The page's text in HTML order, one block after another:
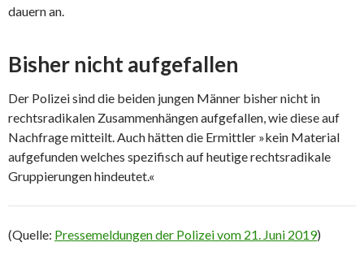
dauern an.
Bisher nicht aufgefallen
Der Polizei sind die beiden jungen Männer bisher nicht in
rechtsradikalen Zusammenhängen aufgefallen, wie diese auf
Nachfrage mitteilt. Auch hätten die Ermittler »kein Material
aufgefunden welches spezifisch auf heutige rechtsradikale
Gruppierungen hindeutet.«
(Quelle: Pressemeldungen der Polizei vom 21. Juni 2019)